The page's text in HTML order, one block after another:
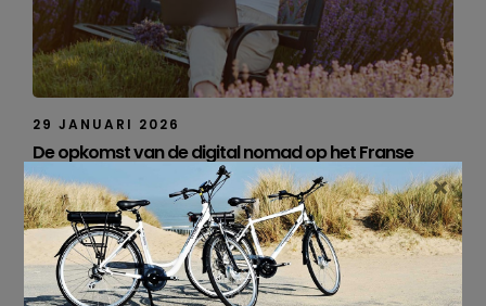
29 JANUARI 2026
De opkomst van de digital nomad op het Franse
platteland
×